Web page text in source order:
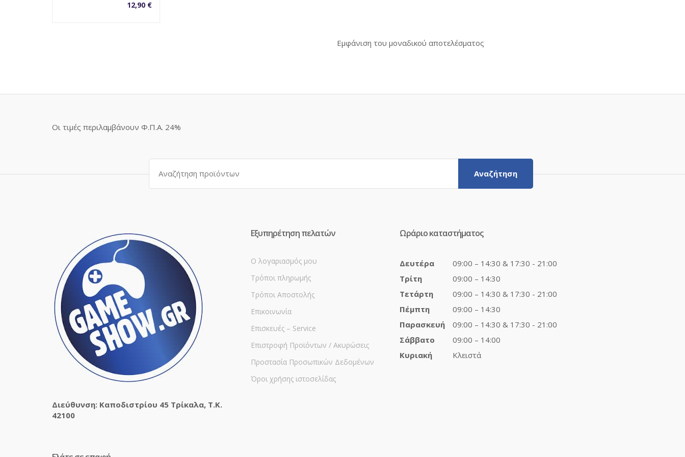
12,90 €
Εμφάνιση του μοναδικού αποτελέσματος
Οι τιμές περιλαμβάνουν Φ.Π.Α. 24%
Αναζήτηση
για:
Αναζήτηση
Διεύθυνση: Καποδιστρίου 45 Τρίκαλα, Τ.Κ.
42100
Εξυπηρέτηση πελατών
Ο λογαριασμός μου
Τρόποι πληρωμής
Τρόποι Αποστολής
Επικοινωνία
Επισκευές – Service
Επιστροφή Προϊόντων / Ακυρώσεις
Προστασία Προσωπικών Δεδομένων
Όροι χρήσης ιστοσελίδας
Ωράριο καταστήματος
Δευτέρα
09:00 – 14:30 & 17:30 - 21:00
Τρίτη
09:00 – 14:30
Τετάρτη
09:00 – 14:30 & 17:30 - 21:00
Πέμπτη
09:00 – 14:30
Παρασκευή
09:00 – 14:30 & 17:30 - 21:00
Σάββατο
09:00 – 14:00
Κυριακή
Κλειστά